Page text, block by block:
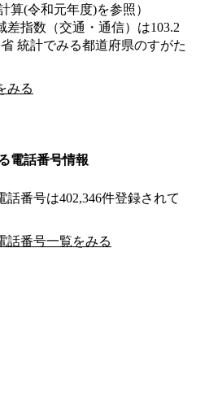
算(令和元年度)を参照）
指数（交通・通信）は103.2
統計でみる都道府県のすがた
みる
電話番号情報
番号は402,346件登録されて
話番号一覧をみる